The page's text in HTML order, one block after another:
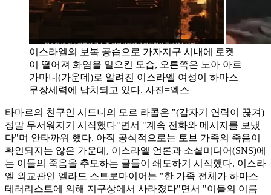
이스라엘의 보복 공습으로 가자지구 시내에 로켓
이 떨어져 화염을 일으킨 모습, 오른쪽은 노아 아르
가마니(가운데)로 알려진 이스라엘 여성이 하마스
무장세력에 납치되고 있다. 사진=엑스
타마르의 친구인 시드니의 모르 라콥은 "(갑자기 연락이 끊겨)
정말 무서워지기 시작했다"면서 "계속 전화와 메시지를 보냈
다"며 안타까워 했다. 아직 공식적으로는 토브 가족의 죽음이
확인되지는 않은 가운데, 이스라엘 언론과 소셜미디어(SNS)에
는 이들의 죽음을 추모하는 글들이 쇄도하기 시작했다. 이스라
엘 외교관인 엘라드 스트로마이어는 "한 가족 전체가 하마스
테러리스트에 의해 지구상에서 사라졌다"면서 "이들의 이름